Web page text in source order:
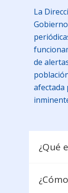
La
de
afectada
¿Qué